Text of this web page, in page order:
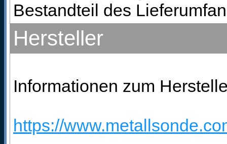
Bestandteil des
Hersteller
Informationen zum
https://